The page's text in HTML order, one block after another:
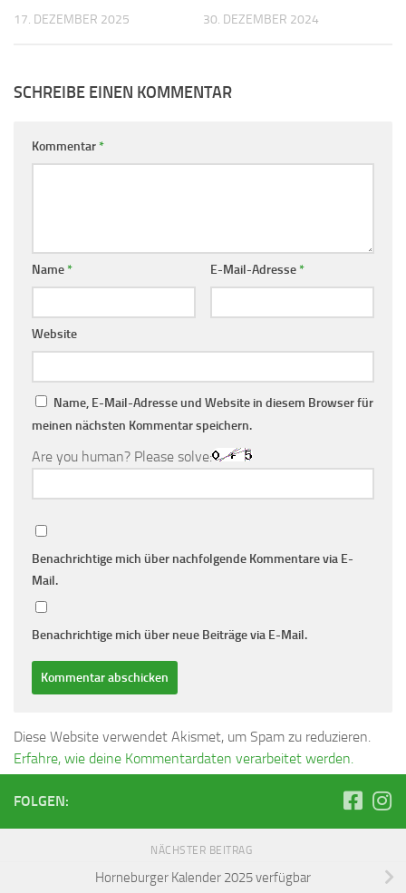
17. DEZEMBER 2025 30. DEZEMBER 2024
SCHREIBE EINEN KOMMENTAR
Kommentar*
Name* E-Mail-Adresse*
Website
Name, E-Mail-Adresse und Website in diesem Browser für
meinen nächsten Kommentar speichern.
Are you human? Please solve:
Benachrichtige mich über nachfolgende Kommentare via E-
Mail.
Benachrichtige mich über neue Beiträge via E-Mail.
Diese Website verwendet Akismet, um Spam zu reduzieren.
Erfahre, wie deine Kommentardaten verarbeitet werden.
FOLGEN:
NÄCHSTER BEITRAG
Horneburger Kalender 2025 verfügbar